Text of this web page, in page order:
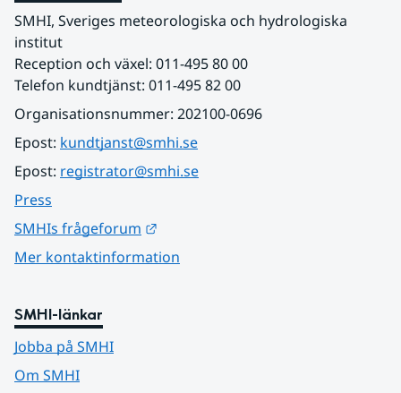
SMHI, Sveriges meteorologiska och hydrologiska
institut
Reception och växel: 011-495 80 00
Telefon kundtjänst: 011-495 82 00
Organisationsnummer: 202100-0696
Epost: kundtjanst@smhi.se
Epost: registrator@smhi.se
Press
SMHIs frågeforum
Mer kontaktinformation
SMHI-länkar
Jobba på SMHI
Om SMHI